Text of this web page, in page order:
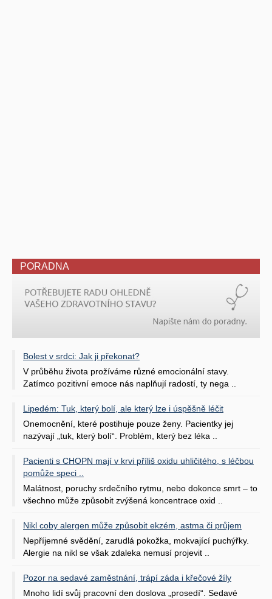
PORADNA
Bolest v srdci: Jak ji překonat?
V průběhu života prožíváme různé emocionální stavy.
Zatímco pozitivní emoce nás naplňují radostí, ty nega ..
Lipedém: Tuk, který bolí, ale který lze i úspěšně léčit
Onemocnění, které postihuje pouze ženy. Pacientky jej
nazývají „tuk, který bolí“. Problém, který bez léka ..
Pacienti s CHOPN mají v krvi příliš oxidu uhličitého, s léčbou
pomůže speci ..
Malátnost, poruchy srdečního rytmu, nebo dokonce smrt – to
všechno může způsobit zvýšená koncentrace oxid ..
Nikl coby alergen může způsobit ekzém, astma či průjem
Nepříjemné svědění, zarudlá pokožka, mokvající puchýřky.
Alergie na nikl se však zdaleka nemusí projevit ..
Pozor na sedavé zaměstnání, trápí záda i křečové žíly
Mnoho lidí svůj pracovní den doslova „prosedí“. Sedavé